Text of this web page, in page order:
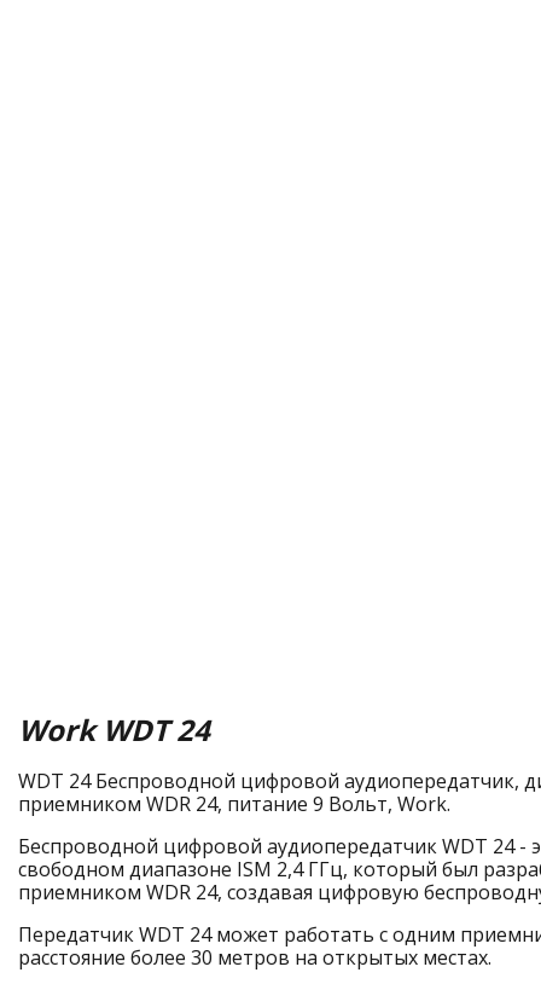
Work WDT 24
WDT 24 Беспроводной цифровой аудиопередатчик,
приемником WDR 24, питание 9 Вольт, Work.
Беспроводной цифровой аудиопередатчик WDT 24 -
свободном диапазоне ISM 2,4 ГГц, который был
приемником WDR 24, создавая цифровую
Передатчик WDT 24 может работать с одним
расстояние более 30 метров на открытых местах.